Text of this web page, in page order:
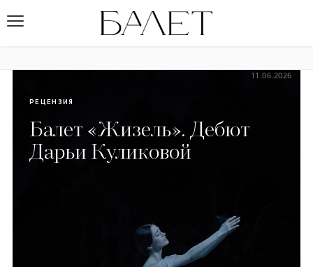
РЕЦЕНЗИЯ
Балет «Жизель». Дебют
Дарьи Куликовой
11.06.2026